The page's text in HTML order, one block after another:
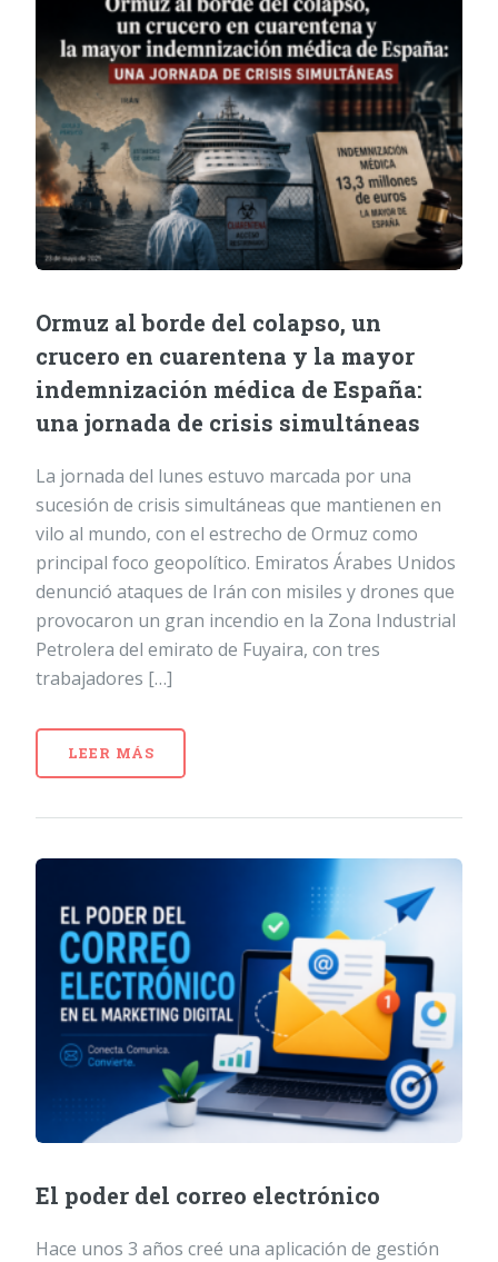
Ormuz al borde del colapso, un
crucero en cuarentena y la mayor
indemnización médica de España:
una jornada de crisis simultáneas
La jornada del lunes estuvo marcada por una
sucesión de crisis simultáneas que mantienen en
vilo al mundo, con el estrecho de Ormuz como
principal foco geopolítico. Emiratos Árabes Unidos
denunció ataques de Irán con misiles y drones que
provocaron un gran incendio en la Zona Industrial
Petrolera del emirato de Fuyaira, con tres
trabajadores […]
LEER MÁS
El poder del correo electrónico
Hace unos 3 años creé una aplicación de gestión